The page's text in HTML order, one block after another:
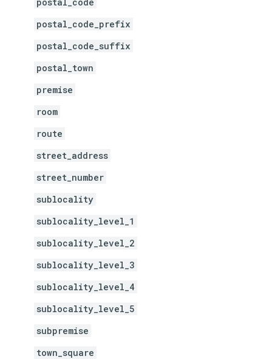
postal_code_prefix
postal_code_suffix
postal_town
premise
room
route
street_address
street_number
sublocality
sublocality_level_1
sublocality_level_2
sublocality_level_3
sublocality_level_4
sublocality_level_5
subpremise
town_square